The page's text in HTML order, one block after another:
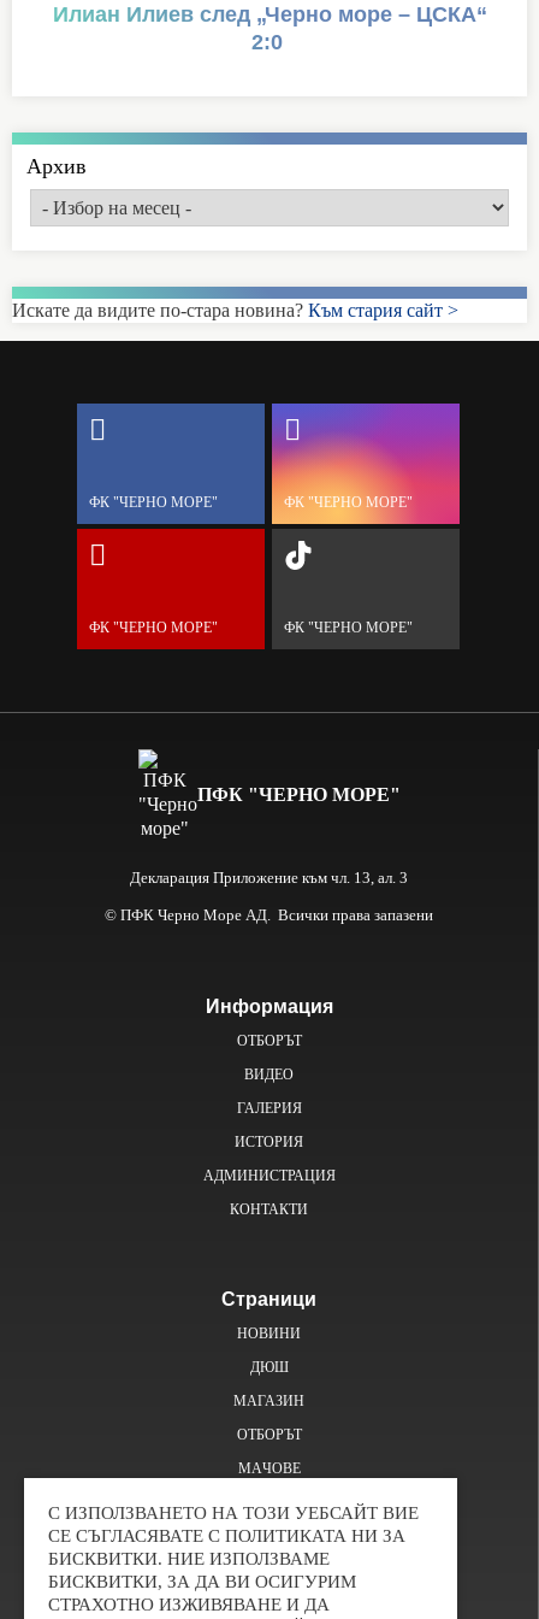
Илиан Илиев след „Черно море – ЦСКА“
2:0
Архив
Искате да видите по-стара новина? Към стария сайт >
ФК "ЧЕРНО МОРЕ" ФК "ЧЕРНО МОРЕ"
ФК "ЧЕРНО МОРЕ" ФК "ЧЕРНО МОРЕ"
ПФК "ЧЕРНО МОРЕ"
Декларация Приложение към чл. 13, ал. 3
© ПФК Черно Море АД. Всички права запазени
Информация
ОТБОРЪТ
ВИДЕО
ГАЛЕРИЯ
ИСТОРИЯ
АДМИНИСТРАЦИЯ
КОНТАКТИ
Страници
НОВИНИ
ДЮШ
МАГАЗИН
ОТБОРЪТ
MAЧОВE
Контакт
С ИЗПОЛЗВАНЕТО НА ТОЗИ УЕБСАЙТ ВИЕ
СЕ СЪГЛАСЯВАТЕ С ПОЛИТИКАТА НИ ЗА
БИСКВИТКИ. НИЕ ИЗПОЛЗВАМЕ
БИСКВИТКИ, ЗА ДА ВИ ОСИГУРИМ
СТРАХОТНО ИЗЖИВЯВАНЕ И ДА